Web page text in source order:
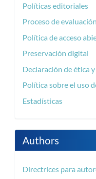
Políticas editoriales
Proceso de evaluación
Política de acceso
Preservación digital
Declaración de ética
Política sobre el uso
Estadísticas
Authors
Directrices para